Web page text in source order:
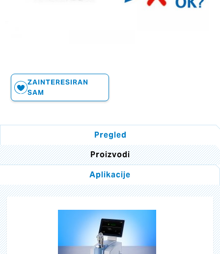
ZAINTERESIRAN
SAM
Pregled
Proizvodi
Aplikacije